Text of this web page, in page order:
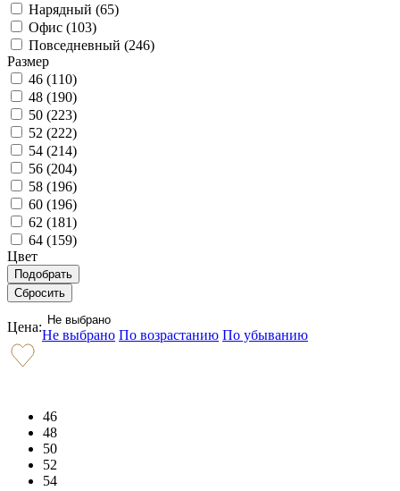
Нарядный (65)
Офис (103)
Повседневный (246)
Размер
46 (110)
48 (190)
50 (223)
52 (222)
54 (214)
56 (204)
58 (196)
60 (196)
62 (181)
64 (159)
Цвет
Цена: Не выбрано
Не выбрано По возрастанию По убыванию
46
48
50
52
54